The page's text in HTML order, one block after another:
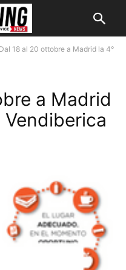
Dal 18 al 20 ottobre a Madrid la 4°
a Madrid